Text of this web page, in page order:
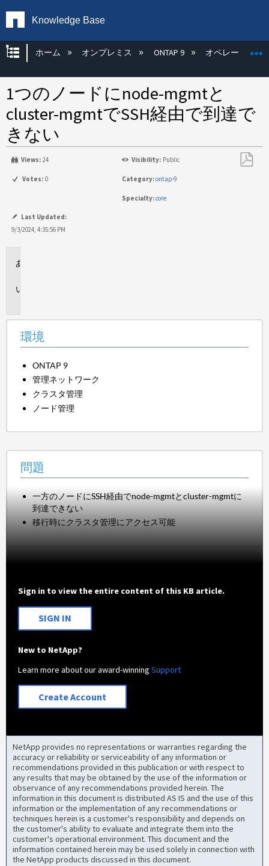
Knowledge Base
グローバル階層を展開/折りたたむ
ホーム オンプレミス ONTAP 9 オペレーティン
1つのノードにnode-mgmtと
cluster-mgmtでSSH経由で到達で
きない
Views: 24 Visibility: Public
Votes: 0 Category:ontap-9
Specialty:core
Last Updated:
9/3/2024, 4:35:56 PM
環境
ONTAP 9
管理ネットワーク
クラスタ管理
ノード管理
問題
一方のノードにSSH経由でnode-mgmtとcluster-mgmtに
到達できない
移行時にクラスタ管理にアクセス可能
Sign in to view the entire content of this KB article.
SIGN IN
New to NetApp?
Learn more about our award-winningSupport
Create Account
NetApp provides no representations or warranties regarding the
accuracy or reliability or serviceability of any information or
recommendations provided in this publication or with respect to
any results that may be obtained by the use of the information or
observance of any recommendations provided herein. The
information in this document is distributed AS IS and the use of this
information or the implementation of any recommendations or
techniques herein is a customer's responsibility and depends on
the customer's ability to evaluate and integrate them into the
customer's operational environment. This document and the
information contained herein may be used solely in connection with
the NetApp products discussed in this document.